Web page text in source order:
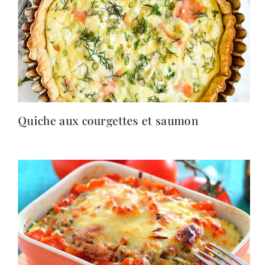
Quiche aux courgettes et saumon